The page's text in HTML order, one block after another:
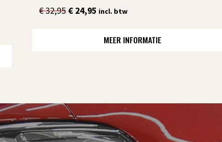
€32,95 Oorspronkelijke
€ 24,95 Huidige
is:
incl. btw
MEER INFORMATIE